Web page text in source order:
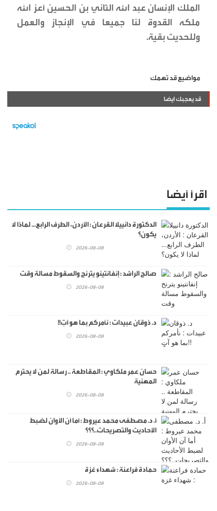
الملك الإنسان عبد الله الثاني بن الحسين أعز الله
ملكه القدوة لنا جميعا في الإنجاز والعمل
وللحديث بقية.
مواضيع قد تهمك
قد يعجبك ايضا
اقرأ أيضا
الدكتورة دانييلا القرعان : الأردن، الطرف الرابع... لماذا لا
يكون؟
2026-08-08
صالح الراشد : إنفانتينو يترنح والسقوط مسالة وقت
2026-08-08
د. ذوقان عبيدات : نأمركم بما هو آتٍ!!
2026-08-08
حسان عمر ملكاوي : المقاطعة .. رسالة لمن لا يحترم
المهنية
2026-08-08
أ. د. مصطفى محمد عيروط : أما آن الأوان لضبط
الأحاديث والتصريحات..؟؟؟
2026-08-08
حمادة فراعنة : شهداء غزة
2026-08-08